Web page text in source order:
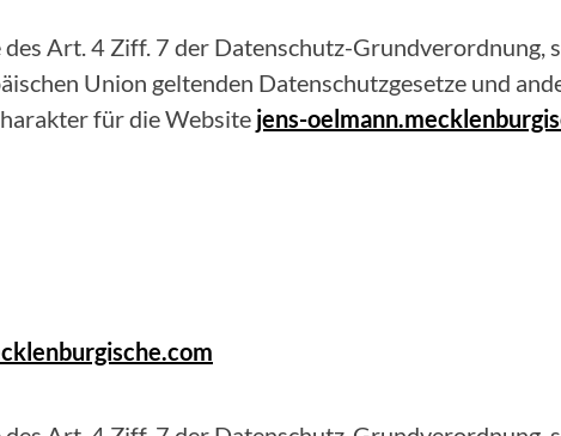
Art. 4 Ziff. 7 der Datenschutz-Grundverordnung,
Union geltenden Datenschutzgesetze und
für die Website jens-